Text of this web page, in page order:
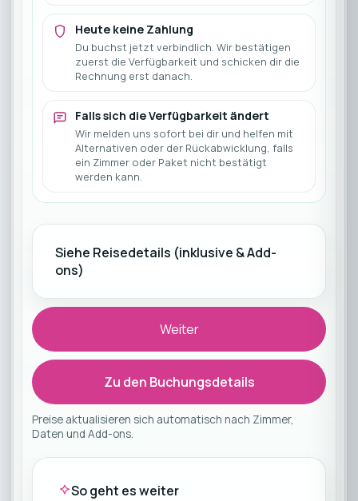
Heute keine Zahlung
Du buchst jetzt verbindlich. Wir bestätigen
zuerst die Verfügbarkeit und schicken dir die
Rechnung erst danach.
Falls sich die Verfügbarkeit ändert
Wir melden uns sofort bei dir und helfen mit
Alternativen oder der Rückabwicklung, falls
ein Zimmer oder Paket nicht bestätigt
werden kann.
Siehe Reisedetails (inklusive & Add-
ons)
Weiter
Zu den Buchungsdetails
Preise aktualisieren sich automatisch nach Zimmer,
Daten und Add-ons.
So geht es weiter